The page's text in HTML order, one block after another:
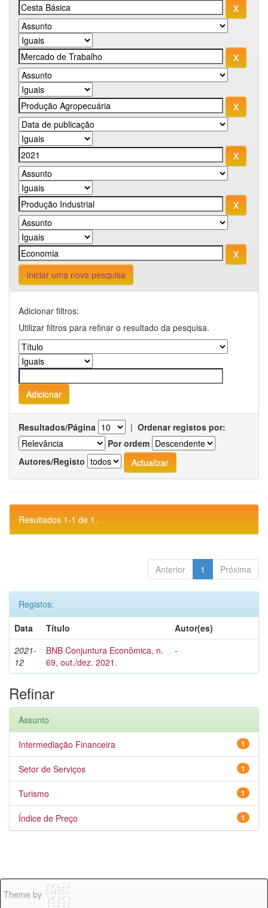
Iniciar uma nova pesquisa
Adicionar filtros:
Utilizar filtros para refinar o resultado da pesquisa.
Resultados/Página | Ordenar registos por:
Por ordem
Autores/Registo
Resultados 1-1 de 1.
Anterior 1 Próxima
Registos:
Data
Título
Autor(es)
2021-
12
BNB Conjuntura Econômica, n.
69, out./dez. 2021.
-
Refinar
Assunto
1
Intermediação Financeira
1
Setor de Serviços
1
Turismo
1
Índice de Preço
Theme by